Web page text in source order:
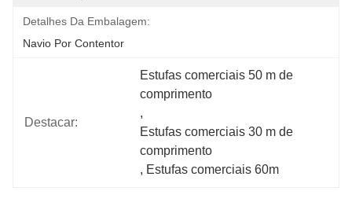
Detalhes Da Embalagem:
Navio Por Contentor
Destacar:
Estufas comerciais 50 m de
comprimento
,
Estufas comerciais 30 m de
comprimento
, Estufas comerciais 60m